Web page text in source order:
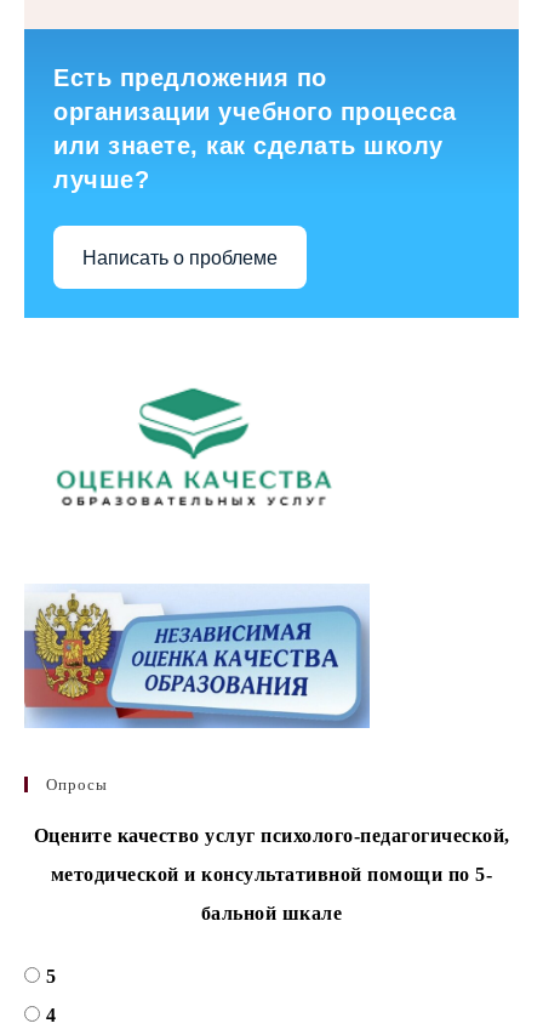
Есть предложения по
организации учебного процесса
или знаете, как сделать школу
лучше?
Написать о проблеме
Опросы
Оцените качество услуг психолого-педагогической,
методической и консультативной помощи по 5-
бальной шкале
5
4